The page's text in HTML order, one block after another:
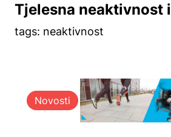
Tjelesna neaktivnost
tags: neaktivnost
Novosti